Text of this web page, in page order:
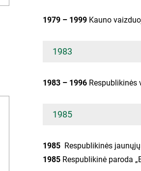
1979 – 1999 Kauno
1983
1983 – 1996 Respublikinės
1985
1985 Respublikinės
1985 Respublikinė paroda